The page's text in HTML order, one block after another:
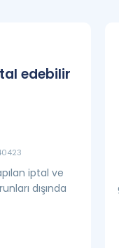
edebilir
iptal ve
dışında